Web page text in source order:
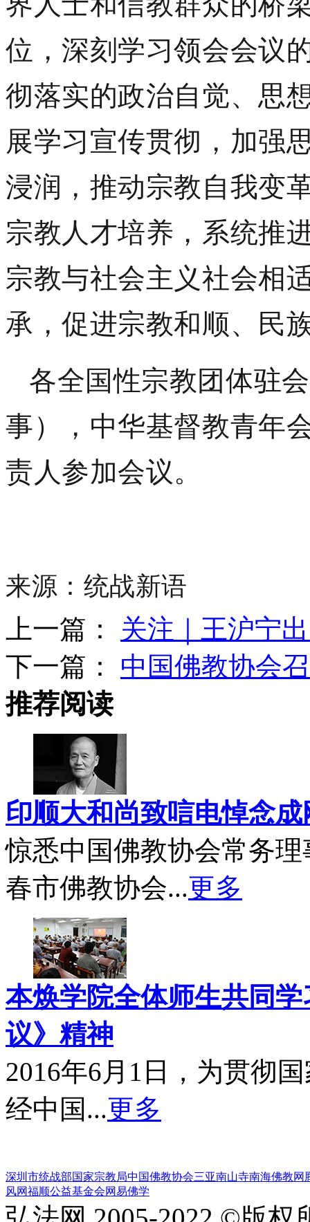
位，深刻学习领会会议
彻落实的政治自觉、思
展学习宣传贯彻，加强
浸润，推动宗教自我变
宗教人才培养，系统推
宗教与社会主义社会相
承，促进宗教和顺、民
各全国性宗教团体驻
事），中华基督教青年
责人参加会议。
来源：统战新语
上一篇： 关注｜王沪宁
下一篇： 中国佛教协会
推荐阅读
印顺大和尚致唁电悼念成
惊悉中国佛教协会常务
春市佛教协会...更多
本焕学院全体师生共同
议》精神
2016年6月1日，为贯彻
经中国...更多
深圳市统战部国家宗教局中国佛教协会三亚南山寺南海佛教网
风网福顺公益基金会网易佛学